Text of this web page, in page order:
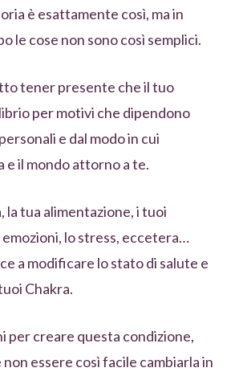
è esattamente così, ma in
le cose non sono così semplici.
tener presente che il tuo
per motivi che dipendono
e dal modo in cui
e il mondo attorno a te.
la tua alimentazione, i tuoi
lo stress, eccetera…
a modificare lo stato di salute e
Chakra.
per creare questa condizione,
essere così facile cambiarla in